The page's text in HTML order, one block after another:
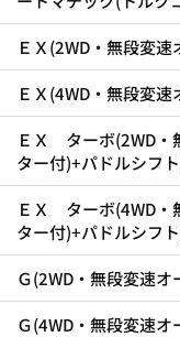
ＥＸ(2WD・無段変
ＥＸ(4WD・無段変
ＥＸ ターボ(2WD・
ター付)+パドルシフ
ＥＸ ターボ(4WD・
ター付)+パドルシフ
Ｇ(2WD・無段変速
Ｇ(4WD・無段変速